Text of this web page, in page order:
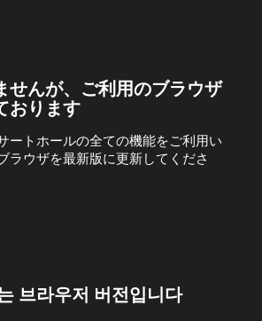
せんが、ご利用のブラウザ
おります
ートホールの全ての機能をご利用い
ラウザを最新版に更新してくださ
브라우저 버전입니다